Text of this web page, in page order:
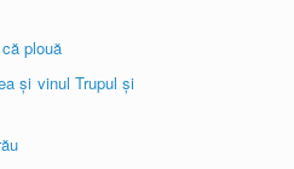
plouă
și vinul Trupul și